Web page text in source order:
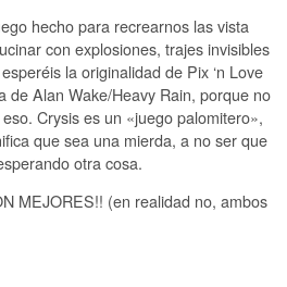
hecho para recrearnos las vista
con explosiones, trajes invisibles
la originalidad de Pix ‘n Love
de Alan Wake/Heavy Rain, porque no
Crysis es un «juego palomitero»,
que sea una mierda, a no ser que
otra cosa.
MEJORES!! (en realidad no, ambos